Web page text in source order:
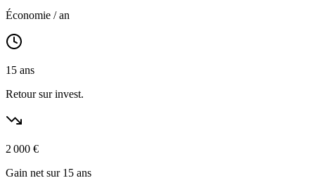
Économie / an
15 ans
Retour sur invest.
2 000 €
Gain net sur 15 ans